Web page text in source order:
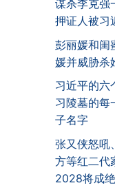
谋杀李克强
押证人被习
彭丽媛和闺
媛并威胁杀
习近平的六
习陵墓的每
子名字
张又侠怒吼
方等红二代
2028将成